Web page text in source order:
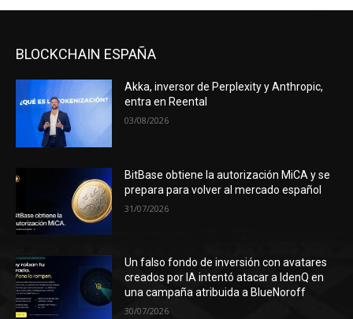
BLOCKCHAIN ESPAÑA
Akka, inversor de Perplexity y Anthropic,
entra en Reental
03/08/2026
BitBase obtiene la autorización MiCA y se
prepara para volver al mercado español
31/07/2026
Un falso fondo de inversión con avatares
creados por IA intentó atacar a IdenQ en
una campaña atribuida a BlueNoroff
30/07/2026